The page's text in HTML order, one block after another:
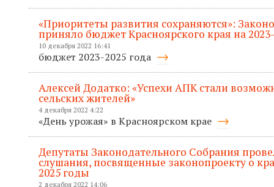
«Приоритеты развития сохраняются»:
приняло бюджет Красноярского края на
10 декабря 2022 16:41
бюджет 2023-2025 года
Алексей Додатко: «Успехи АПК стали
сельских жителей»
4 декабря 2022 4:22
«День урожая» в Красноярском крае
Депутаты Законодательного Собрания
слушания, посвященные законопроекту о
2025 годы
2 декабря 2022 14:06